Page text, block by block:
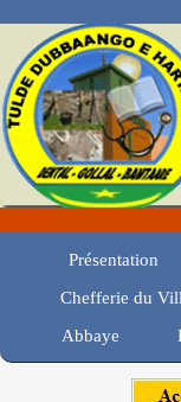
Présentation
Chefferie du
Abbaye